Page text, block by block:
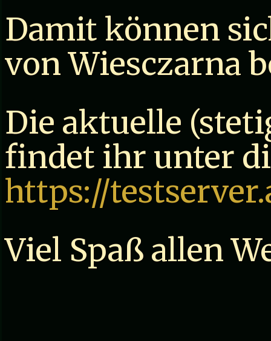
Damit können
von Wiesczarna
Die aktuelle
findet ihr unter
https://
Viel Spaß allen